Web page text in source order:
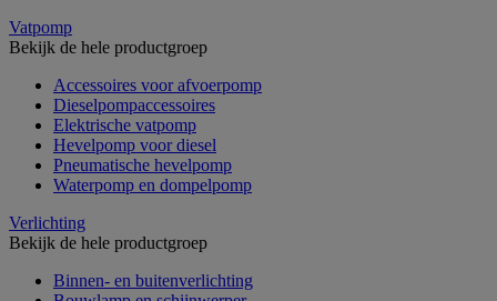
Vatpomp
Bekijk de hele productgroep
Accessoires voor afvoerpomp
Dieselpompaccessoires
Elektrische vatpomp
Hevelpomp voor diesel
Pneumatische hevelpomp
Waterpomp en dompelpomp
Verlichting
Bekijk de hele productgroep
Binnen- en buitenverlichting